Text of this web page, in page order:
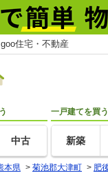
住宅・不動産
中古
一戸建てを買う
新築
本県 > 菊池郡大津町 > 肥